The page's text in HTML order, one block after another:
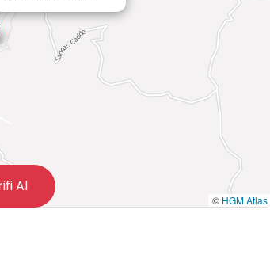
© HGM Atlas
Al